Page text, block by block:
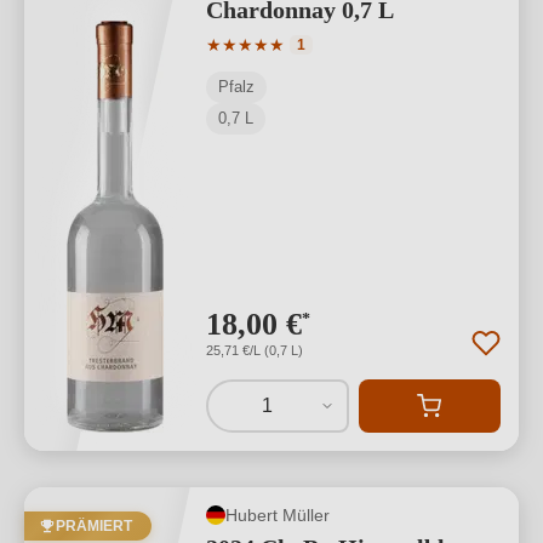
Chardonnay 0,7 L
★★★★★
Durchschnittliche Bewertung von 5
1
Pfalz
0,7 L
18,00 €*
25,71 €/L (0,7 L)
1
PRÄMIERT
Hubert Müller